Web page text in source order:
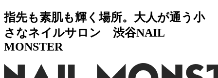
指先も素肌も輝く場所。大人が通う小
さなネイルサロン 渋谷NAIL
MONSTER